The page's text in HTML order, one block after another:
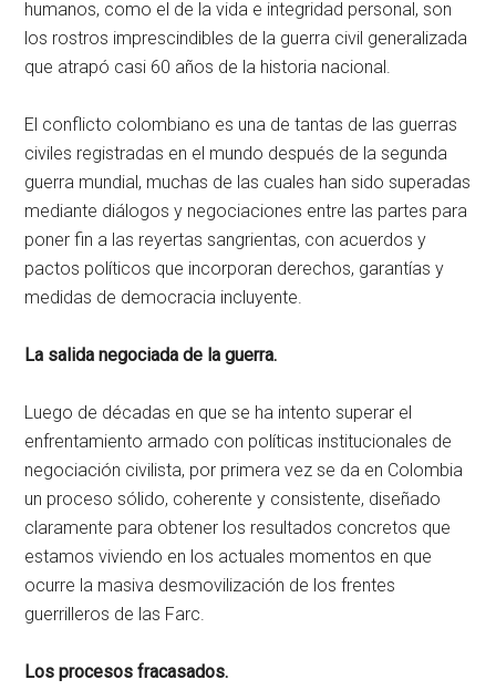
humanos, como el de la vida e integridad personal, son
los rostros imprescindibles de la guerra civil generalizada
que atrapó casi 60 años de la historia nacional.
El conflicto colombiano es una de tantas de las guerras
civiles registradas en el mundo después de la segunda
guerra mundial, muchas de las cuales han sido superadas
mediante diálogos y negociaciones entre las partes para
poner fin a las reyertas sangrientas, con acuerdos y
pactos políticos que incorporan derechos, garantías y
medidas de democracia incluyente.
La salida negociada de la guerra.
Luego de décadas en que se ha intento superar el
enfrentamiento armado con políticas institucionales de
negociación civilista, por primera vez se da en Colombia
un proceso sólido, coherente y consistente, diseñado
claramente para obtener los resultados concretos que
estamos viviendo en los actuales momentos en que
ocurre la masiva desmovilización de los frentes
guerrilleros de las Farc.
Los procesos fracasados.